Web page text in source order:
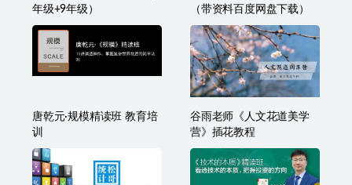
洋葱学院-初中物理专题（8
深蓝学院 三维点云课程
（带资料百度网盘下载）